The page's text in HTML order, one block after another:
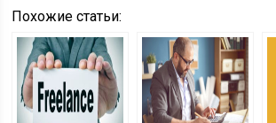
Похожие статьи: